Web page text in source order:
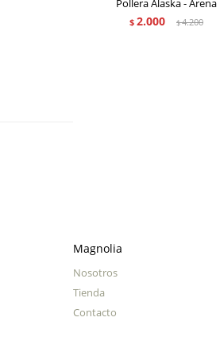
$ 2.000 $4.200
Magnolia
Nosotros
Tienda
Contacto